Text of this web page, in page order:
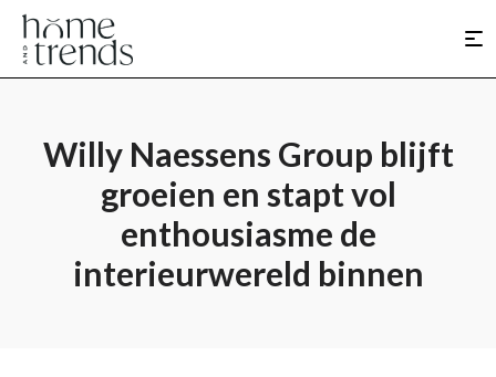
Willy Naessens Group blijft
groeien en stapt vol
enthousiasme de
interieurwereld binnen